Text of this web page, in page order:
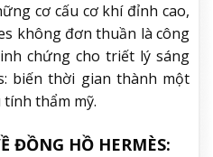
cơ cấu cơ khí đỉnh cao,
không đơn thuần là công
chứng cho triết lý sáng
biến thời gian thành một
thẩm mỹ.
ĐỒNG HỒ HERMÈS: